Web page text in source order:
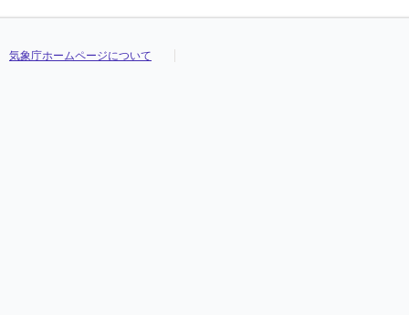
気象庁ホームページについて